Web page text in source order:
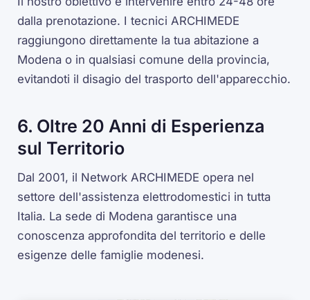
dalla prenotazione. I tecnici ARCHIMEDE
raggiungono direttamente la tua abitazione a
Modena o in qualsiasi comune della provincia,
evitandoti il disagio del trasporto dell'apparecchio.
6. Oltre 20 Anni di Esperienza
sul Territorio
Dal 2001, il Network ARCHIMEDE opera nel
settore dell'assistenza elettrodomestici in tutta
Italia. La sede di Modena garantisce una
conoscenza approfondita del territorio e delle
esigenze delle famiglie modenesi.